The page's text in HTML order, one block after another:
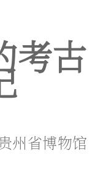
考古
州省博物馆